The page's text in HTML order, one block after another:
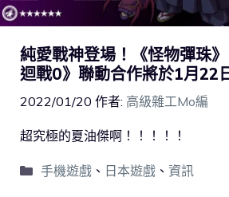
純愛戰神登場！《怪物彈珠
迴戰0》聯動合作將於1月22
2022/01/20 作者: 高級雜工Mo編
超究極的夏油傑啊！！！！！
手機遊戲、 日本遊戲、 資訊